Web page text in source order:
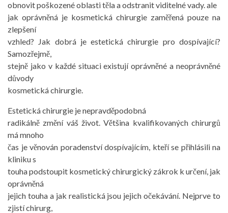
obnovit poškozené oblasti těla a odstranit viditelné vady. ale
jak oprávněná je kosmetická chirurgie zaměřená pouze na
zlepšení
vzhled? Jak dobrá je estetická chirurgie pro dospívající?
Samozřejmě,
stejně jako v každé situaci existují oprávněné a neoprávněné
důvody
kosmetická chirurgie.
Estetická chirurgie je nepravděpodobná
radikálně změní váš život. Většina kvalifikovaných chirurgů
má mnoho
čas je věnován poradenství dospívajícím, kteří se přihlásili na
kliniku s
touha podstoupit kosmetický chirurgický zákrok k určení, jak
oprávněná
jejich touha a jak realistická jsou jejich očekávání. Nejprve to
zjistí chirurg,